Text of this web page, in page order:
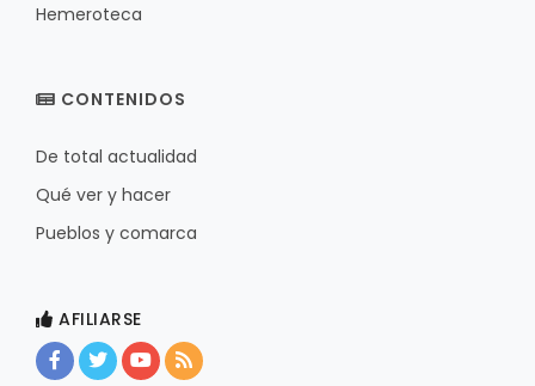
Hemeroteca
CONTENIDOS
De total actualidad
Qué ver y hacer
Pueblos y comarca
AFILIARSE